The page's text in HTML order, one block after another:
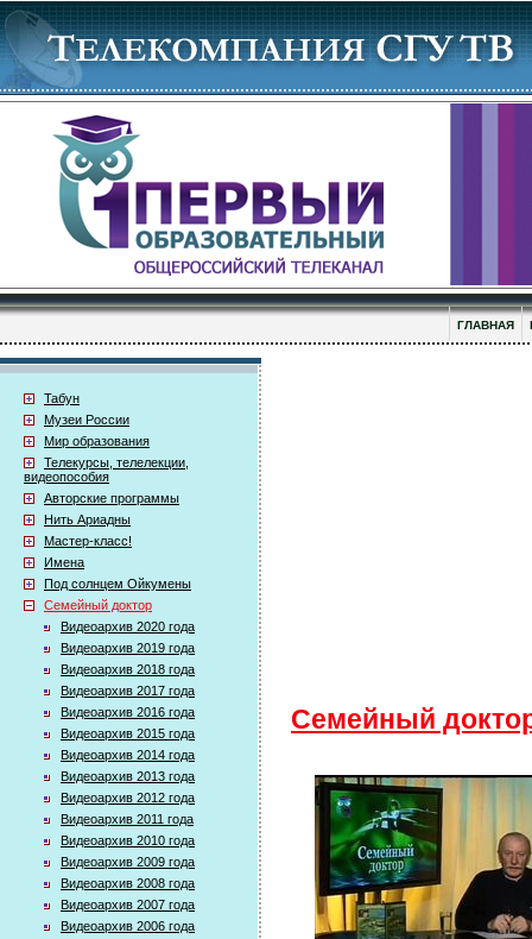
ГЛАВНАЯ
Табун
Музеи России
Мир образования
Телекурсы, телелекции,
видеопособия
Авторские программы
Нить Ариадны
Мастер-класс!
Имена
Под солнцем Ойкумены
Семейный доктор
Видеоархив 2020 года
Видеоархив 2019 года
Видеоархив 2018 года
Видеоархив 2017 года
Видеоархив 2016 года
Видеоархив 2015 года
Видеоархив 2014 года
Видеоархив 2013 года
Видеоархив 2012 года
Видеоархив 2011 года
Видеоархив 2010 года
Видеоархив 2009 года
Видеоархив 2008 года
Видеоархив 2007 года
Видеоархив 2006 года
Семейный